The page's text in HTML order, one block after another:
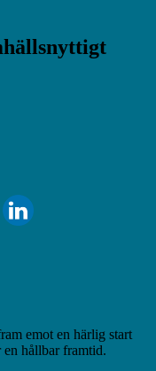
emot en härlig start
hållbar framtid.